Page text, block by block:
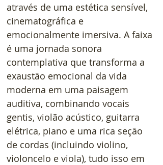
através de uma estética sensível,
cinematográfica e
emocionalmente imersiva. A faixa
é uma jornada sonora
contemplativa que transforma a
exaustão emocional da vida
moderna em uma paisagem
auditiva, combinando vocais
gentis, violão acústico, guitarra
elétrica, piano e uma rica seção
de cordas (incluindo violino,
violoncelo e viola), tudo isso em